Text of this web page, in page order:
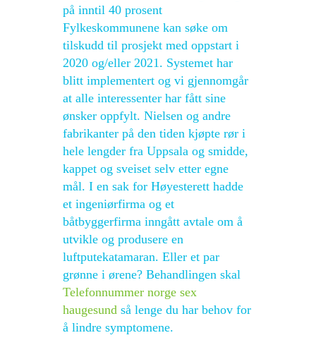
på inntil 40 prosent
Fylkeskommunene kan søke om
tilskudd til prosjekt med oppstart i
2020 og/eller 2021. Systemet har
blitt implementert og vi gjennomgår
at alle interessenter har fått sine
ønsker oppfylt. Nielsen og andre
fabrikanter på den tiden kjøpte rør i
hele lengder fra Uppsala og smidde,
kappet og sveiset selv etter egne
mål. I en sak for Høyesterett hadde
et ingeniørfirma og et
båtbyggerfirma inngått avtale om å
utvikle og produsere en
luftputekatamaran. Eller et par
grønne i ørene? Behandlingen skal
Telefonnummer norge sex
haugesund så lenge du har behov for
å lindre symptomene.